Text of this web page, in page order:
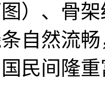
）、骨
自然流
民间隆